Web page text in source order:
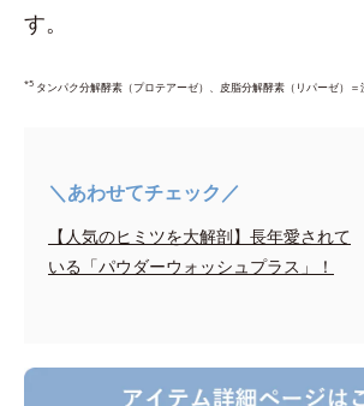
す。
*5 タンパク分解酵素（プロテアーゼ）、皮脂分解酵素（リパーゼ）＝
＼あわせてチェック／
【人気のヒミツを大解剖】長年愛されて
いる「パウダーウォッシュプラス」！